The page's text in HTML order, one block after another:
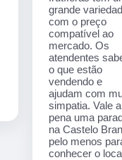
grande
com o preço
compatível ao
mercado. Os
atendentes
o que estão
vendendo e
ajudam com
simpatia. Vale a
pena uma
na Castelo
pelo menos
conhecer o